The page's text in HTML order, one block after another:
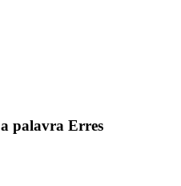
a palavra Erres